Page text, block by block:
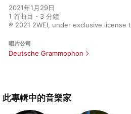
2021年1月29日
1 首曲目・3 分鐘
℗ 2021 2WEI, under exclusive license
唱片公司
Deutsche Grammophon
此專輯中的音樂家